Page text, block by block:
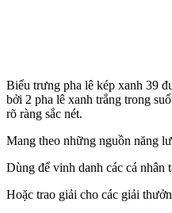
Biểu trưng pha lê kép xanh 39
bởi 2 pha lê xanh trắng trong
rõ ràng sắc nét.
Mang theo những nguồn năng
Dùng để vinh danh các cá nhân
Hoặc trao giải cho các giải